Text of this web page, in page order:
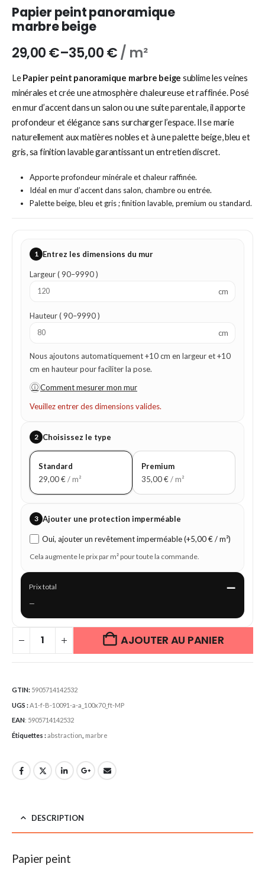
Papier peint panoramique
marbre beige
29,00€–35,00€/ m²
LePapier peint panoramique marbre beige sublime les veines
minérales et crée une atmosphère chaleureuse et raffinée. Posé
en mur d’accent dans un salon ou une suite parentale, il apporte
profondeur et élégance sans surcharger l’espace. Il se marie
naturellement aux matières nobles et à une palette beige, bleu et
gris, sa finition lavable garantissant un entretien discret.
Apporte profondeur minérale et chaleur raffinée.
Idéal en mur d’accent dans salon, chambre ou entrée.
Palette beige, bleu et gris ; finition lavable, premium ou standard.
1 Entrez les dimensions du mur
Largeur ( 90–9990 )
cm
Hauteur ( 90–9990 )
cm
Nous ajoutons automatiquement +10 cm en largeur et +10
cm en hauteur pour faciliter la pose.
ⓘ Comment mesurer mon mur
Veuillez entrer des dimensions valides.
2 Choisissez le type
Standard
29,00€/ m²
Premium
35,00€/ m²
3 Ajouter une protection imperméable
Oui, ajouter un revêtement imperméable (+5,00 € / m²)
Cela augmente le prix par m² pour toute la commande.
Prix total —
—
AJOUTER AU PANIER
GTIN: 5905714142532
UGS :A1-f-B-10091-a-a_100x70_ft-MP
EAN: 5905714142532
Étiquettes :abstraction marbre
DESCRIPTION
Papier peint